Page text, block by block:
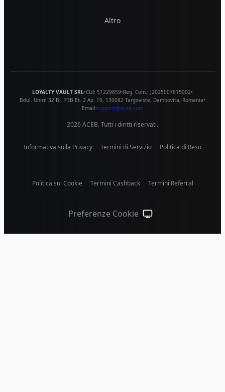
Altro
LOYALTY VAULT SRL•CUI: 51229859•Reg. Com.: J2025007615002•
Bdul. Unirii 32 Bl. 73B Et. 2 Ap. 10, 130082 Targoviste, Dambovita, Romania•
Email:support@aceb.com
2026ACEB. Tutti i diritti riservati.
Informativa sulla Privacy Termini di Servizio Politica di Reso
Politica sui Cookie Termini Cashback Termini Referral
Preferenze Cookie Tema di sistema (clicca